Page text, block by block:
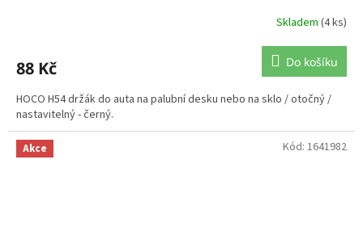
Skladem (4 ks)
88 Kč Do košíku
HOCO H54 držák do auta na palubní desku nebo na sklo / otočný /
nastavitelný - černý.
Akce Kód: 1641982